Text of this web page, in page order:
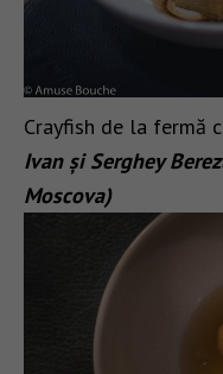
Crayfish de la fermă
Ivan și Serghey
Moscova)